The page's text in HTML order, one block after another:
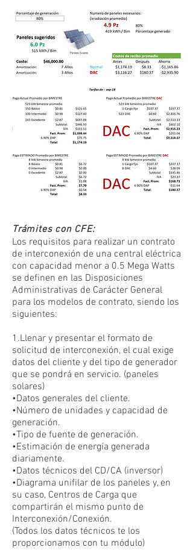
Trámites con CFE:
Los requisitos para realizar un contrato
de interconexión de una central eléctrica
con capacidad menor a 0.5 Mega Watts
se definen en las Disposiciones
Administrativas de Carácter General
para los modelos de contrato, siendo los
siguientes:
1.Llenar y presentar el formato de
solicitud de interconexión, el cual exige
datos del cliente y del tipo de generador
que se pondrá en servicio. (paneles
solares)
•Datos generales del cliente.
•Número de unidades y capacidad de
generación.
•Tipo de fuente de generación.
•Estimación de energía generada
diariamente.
•Datos técnicos del CD/CA (inversor)
•Diagrama unifilar de los paneles y, en
su caso, Centros de Carga que
compartirán el mismo punto de
Interconexión/Conexión.
(Todos los datos técnicos te los
proporcionamos con tu módulo)